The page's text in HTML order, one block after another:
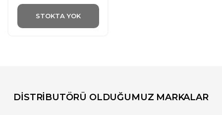
STOKTA YOK
DİSTRİBUTÖRÜ OLDUĞUMUZ MARKALAR